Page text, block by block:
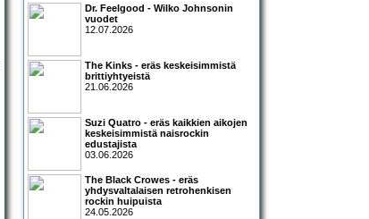
Dr. Feelgood - Wilko Johnsonin
vuodet
12.07.2026
The Kinks - eräs keskeisimmistä
brittiyhtyeistä
21.06.2026
Suzi Quatro - eräs kaikkien aikojen
keskeisimmistä naisrockin
edustajista
03.06.2026
The Black Crowes - eräs
yhdysvaltalaisen retrohenkisen
rockin huipuista
24.05.2026